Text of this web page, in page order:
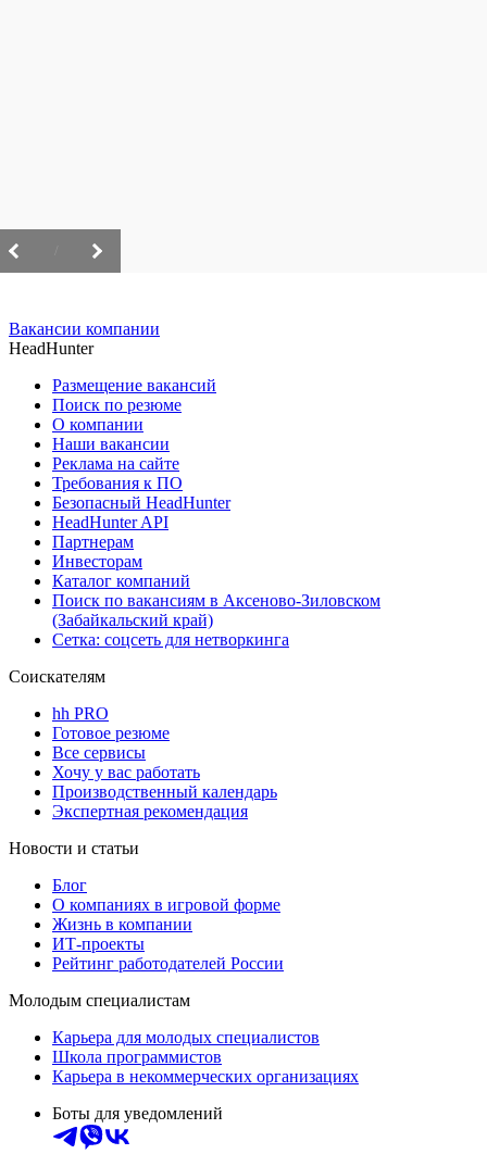
Вакансии компании
HeadHunter
Размещение вакансий
Поиск по резюме
О компании
Наши вакансии
Реклама на сайте
Требования к ПО
Безопасный HeadHunter
HeadHunter API
Партнерам
Инвесторам
Каталог компаний
Поиск по вакансиям в Аксеново-Зиловском
(Забайкальский край)
Сетка: соцсеть для нетворкинга
Соискателям
hh PRO
Готовое резюме
Все сервисы
Хочу у вас работать
Производственный календарь
Экспертная рекомендация
Новости и статьи
Блог
О компаниях в игровой форме
Жизнь в компании
ИТ-проекты
Рейтинг работодателей России
Молодым специалистам
Карьера для молодых специалистов
Школа программистов
Карьера в некоммерческих организациях
Боты для уведомлений